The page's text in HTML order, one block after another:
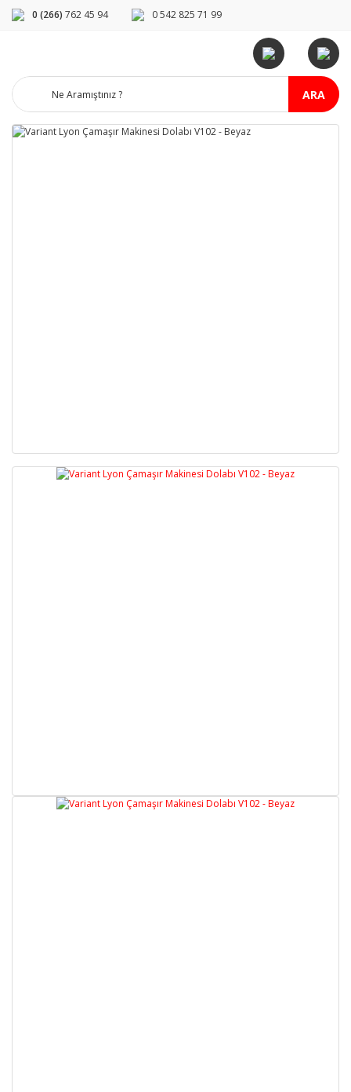
0 (266) 762 45 94 0 542 825 71 99
ARA